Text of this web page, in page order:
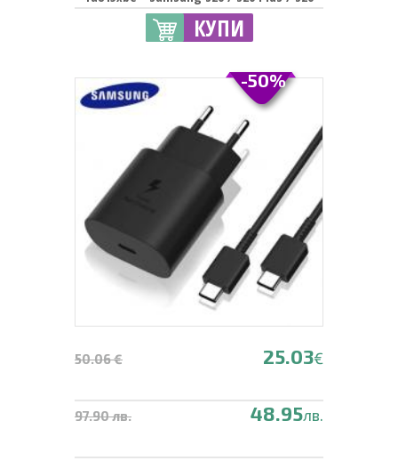
Ultra
КУПИ
50.06 € 25.03€
97.90 лв. 48.95лв.
-50%